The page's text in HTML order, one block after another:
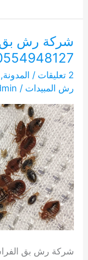
بق
الفراش
في
الشارقة
0554948127
شركة رش بق
2 تعليقات / المدونة,
رش المبيدات /
شركة رش بق